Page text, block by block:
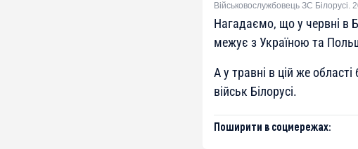
Військовослужбовець ЗС Білорусі.
Нагадаємо, що у червні в
межує з Україною та
А у травні в цій же області
військ Білорусі.
Поширити в соцмережах: